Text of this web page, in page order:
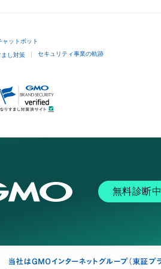
ットボット
まし対策 セキュリティ事業の軌跡
無料診断中